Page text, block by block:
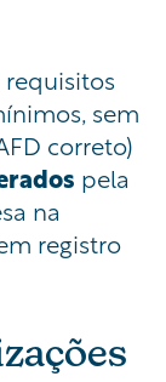
sem
correto)
pela
na
registro